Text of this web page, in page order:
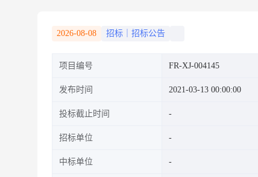
2026-08-08 招标｜招标公告
项目编号 FR-XJ-004145
发布时间 2021-03-13 00:00:00
投标截止时间
招标单位
中标单位